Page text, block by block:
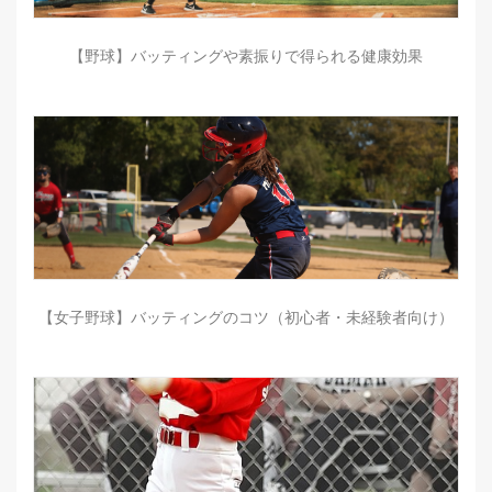
【野球】バッティングや素振りで得られる健康効果
【女子野球】バッティングのコツ（初心者・未経験者向け）